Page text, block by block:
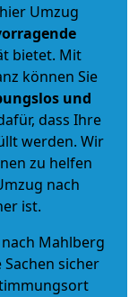
Umzug
bietet. Mit
können Sie
und
dass Ihre
werden. Wir
zu helfen
nach
ist.
Mahlberg
sicher